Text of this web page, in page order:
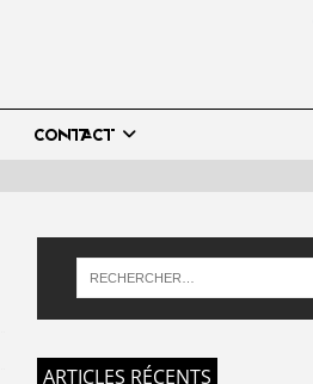
CONTACT
ARTICLES RÉCENTS